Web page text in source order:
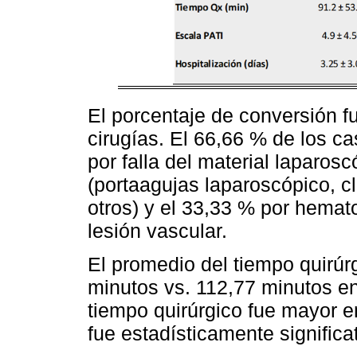
El porcentaje de conversión
cirugías. El 66,66 % de los
por falla del material
(portaagujas laparoscópico,
otros) y el 33,33 % por
lesión vascular.
El promedio del tiempo
minutos vs. 112,77 minutos
tiempo quirúrgico fue mayor
fue estadísticamente